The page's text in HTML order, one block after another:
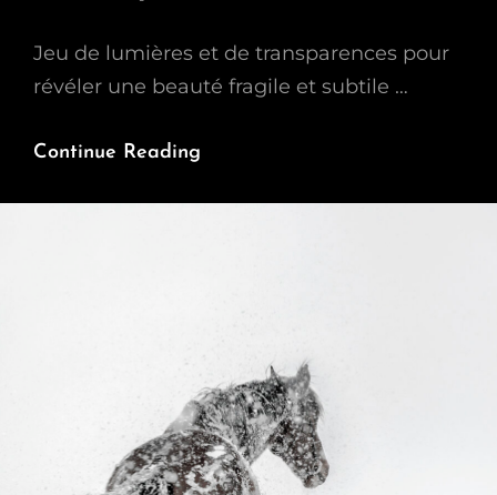
Jeu de lumières et de transparences pour
révéler une beauté fragile et subtile …
Continue Reading